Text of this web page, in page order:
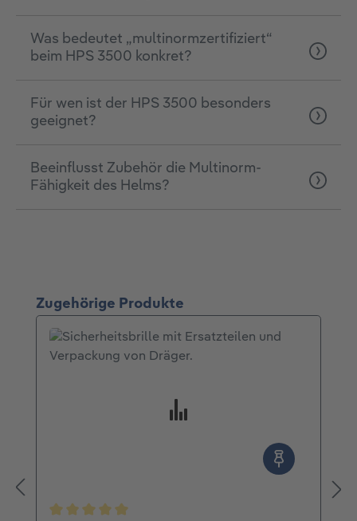
Was bedeutet „multinormzertifiziert“
beim HPS 3500 konkret?
Für wen ist der HPS 3500 besonders
geeignet?
Beeinflusst Zubehör die Multinorm-
Fähigkeit des Helms?
Produktgalerie überspringen
Zugehörige Produkte